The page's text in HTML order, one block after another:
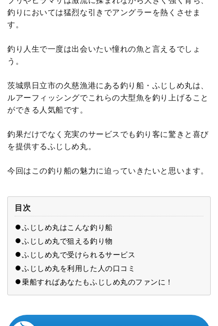
釣りにおいては猛烈な引きでアングラーを熱くさせま
す。
釣り人生で一度は出会いたい憧れの魚と言えるでしょ
う。
茨城県日立市の久慈漁港にある釣り船・ふじしめ丸は、
ルアーフィッシングでこれらの大型魚を釣り上げること
ができる人気船です。
釣果だけでなく充実のサービスでも釣り客に驚きと喜び
を提供するふじしめ丸。
今回はこの釣り船の魅力に迫っていきたいと思います。
目次
ふじしめ丸はこんな釣り船
ふじしめ丸で狙える釣り物
ふじしめ丸で受けられるサービス
ふじしめ丸を利用した人の口コミ
乗船すればあなたもふじしめ丸のファンに！